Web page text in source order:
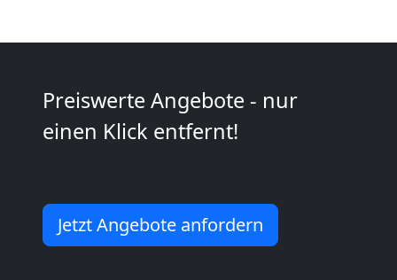
Preiswerte Angebote - nur
einen Klick entfernt!
Jetzt Angebote anfordern
Kleintransport
Wolfsberg
Möbelmontage
Wolfsberg
Möbeltransport